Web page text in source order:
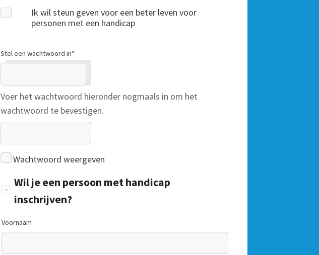
Ik wil steun geven voor een beter leven voor
personen met een handicap
Stel een wachtwoord in*
Voer het wachtwoord hieronder nogmaals in om het
wachtwoord te bevestigen.
Wachtwoord weergeven
Wil je een persoon met handicap
inschrijven?
Voornaam